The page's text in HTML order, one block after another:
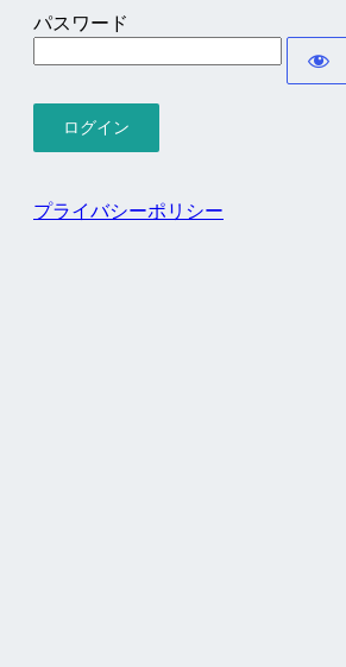
パスワード
プライバシーポリシー